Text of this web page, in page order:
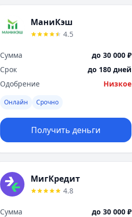
МаниКэш
4.5
Сумма
до 30 000 ₽
Срок
до 180 дней
Одобрение
Низкое
Онлайн Срочно
Получить деньги
МигКредит
4.8
Сумма
до 30 000 ₽